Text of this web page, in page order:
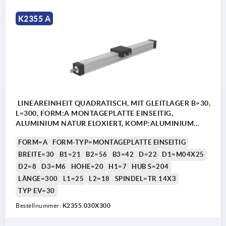
K2355 A
LINEAREINHEIT QUADRATISCH, MIT GLEITLAGER B=30,
L=300, FORM:A MONTAGEPLATTE EINSEITIG,
ALUMINIUM NATUR ELOXIERT, KOMP:ALUMINIUM
FORM=A
FORM-TYP=MONTAGEPLATTE EINSEITIG
BREITE=30
B1=21 B2=56 B3=42 D=22
D1=M04X25
D2=8
D3=M6 HÖHE=20 H1=7
HUB S=204
LÄNGE=300
L1=25 L2=18
SPINDEL=TR 14X3
TYP EV=30
Bestellnummer: K2355.030X300